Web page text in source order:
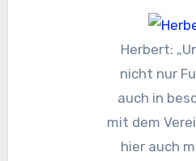
Herbert:
nicht nur
auch in
mit dem
hier auch